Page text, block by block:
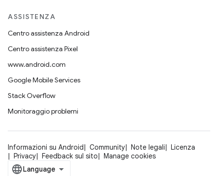
ASSISTENZA
Centro assistenza Android
Centro assistenza Pixel
www.android.com
Google Mobile Services
Stack Overflow
Monitoraggio problemi
Informazioni su Android Community Note legali
Licenza
Privacy
Feedback sul sito Manage cookies